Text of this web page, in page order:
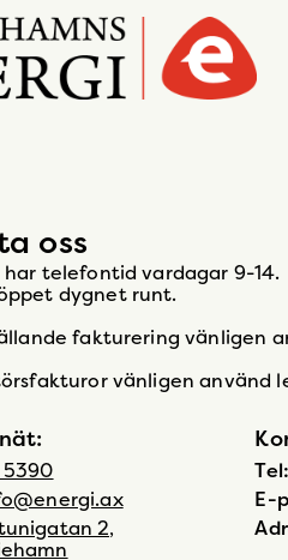
oss
har telefontid vardagar 9-14.
dygnet runt.
fakturering vänligen
vänligen använd
5390
2,
Tel:
E-